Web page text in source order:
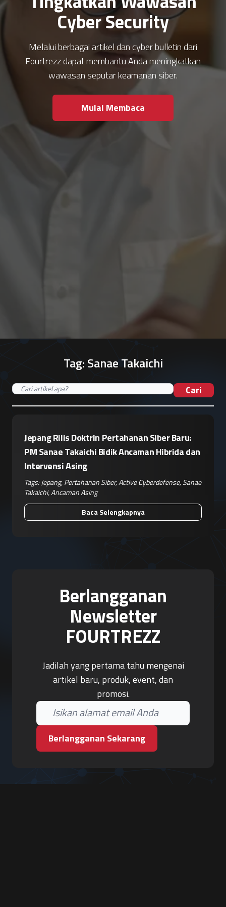
Cyber Security
Melalui berbagai artikel dan cyber bulletin dari
Fourtrezz dapat membantu Anda meningkatkan
wawasan seputar keamanan siber.
Mulai Membaca
Tag:Sanae Takaichi
Cari
Jepang Rilis Doktrin Pertahanan Siber Baru:
PM Sanae Takaichi Bidik Ancaman Hibrida dan
Intervensi Asing
Tags:Jepang,Pertahanan Siber,Active Cyberdefense,Sanae
Takaichi,Ancaman Asing
Baca Selengkapnya
Berlangganan
Newsletter
FOURTREZZ
Jadilah yang pertama tahu mengenai
artikel baru, produk, event, dan
promosi.
Berlangganan Sekarang